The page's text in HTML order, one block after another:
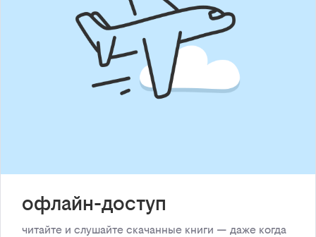
офлайн-доступ
читайте и слушайте скачанные книги — даже когда